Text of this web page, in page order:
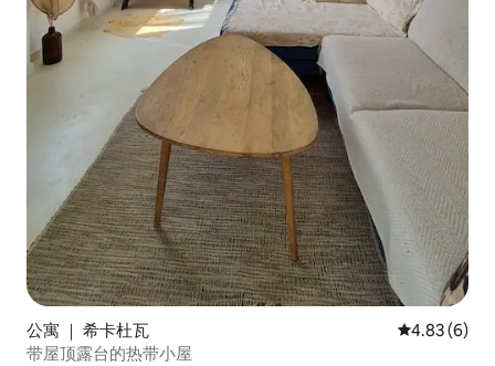
公寓 ｜ 希卡杜瓦 平均评分
4.83 (6)
带屋顶露台的热带小屋